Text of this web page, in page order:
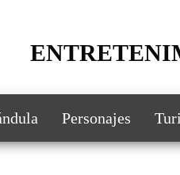
Personajes